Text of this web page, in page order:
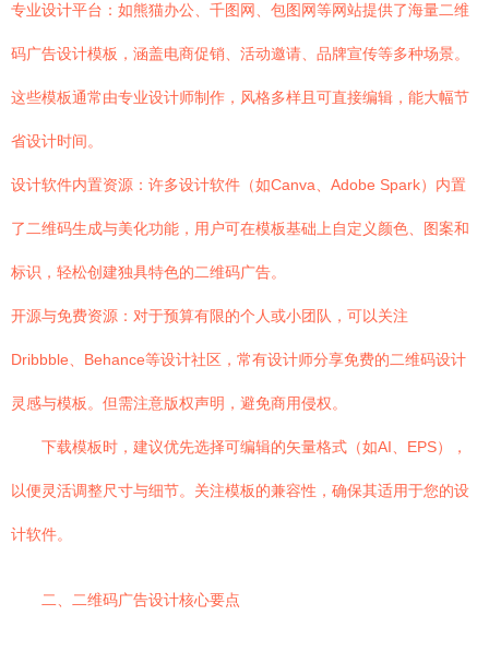
专业设计平台：如熊猫办公、千图网、包图网等网站提供了海量二维
码广告设计模板，涵盖电商促销、活动邀请、品牌宣传等多种场景。
这些模板通常由专业设计师制作，风格多样且可直接编辑，能大幅节
省设计时间。
设计软件内置资源：许多设计软件（如Canva、Adobe Spark）内置
了二维码生成与美化功能，用户可在模板基础上自定义颜色、图案和
标识，轻松创建独具特色的二维码广告。
开源与免费资源：对于预算有限的个人或小团队，可以关注
Dribbble、Behance等设计社区，常有设计师分享免费的二维码设计
灵感与模板。但需注意版权声明，避免商用侵权。
下载模板时，建议优先选择可编辑的矢量格式（如AI、EPS），
以便灵活调整尺寸与细节。关注模板的兼容性，确保其适用于您的设
计软件。
二、二维码广告设计核心要点